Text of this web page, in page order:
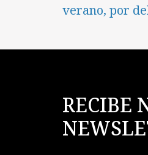
verano, por
RECIBE